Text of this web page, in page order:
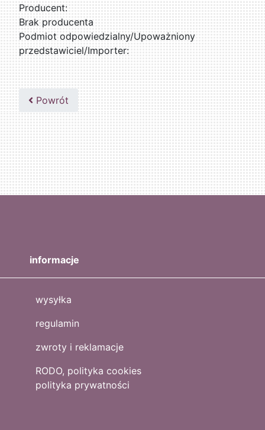
Producent:
Brak producenta
Podmiot odpowiedzialny/Upoważniony
przedstawiciel/Importer:
Powrót
informacje
wysyłka
regulamin
zwroty i reklamacje
RODO, polityka cookies
polityka prywatności